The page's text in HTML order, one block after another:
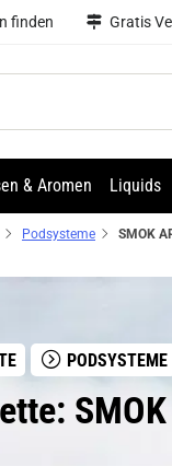
finden Gratis
& Aromen Liquids
Podsysteme
PODSYSTEME